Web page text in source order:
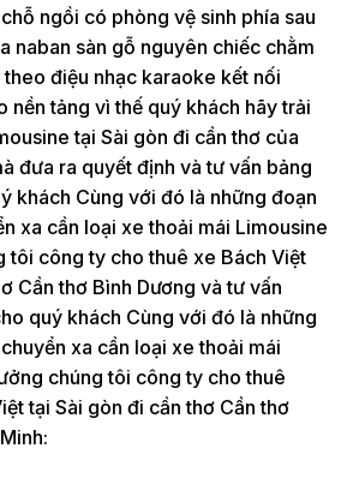
ngồi có phòng vệ sinh phía sau
naban sàn gỗ nguyên chiếc chằm
điệu nhạc karaoke kết nối
nền tảng vì thế quý khách hãy trải
tại Sài gòn đi cần thơ của
đưa ra quyết định và tư vấn bảng
khách Cùng với đó là những đoạn
xa cần loại xe thoải mái Limousine
tôi công ty cho thuê xe Bách Việt
Cần thơ Bình Dương và tư vấn
quý khách Cùng với đó là những
xa cần loại xe thoải mái
chúng tôi công ty cho thuê
tại Sài gòn đi cần thơ Cần thơ